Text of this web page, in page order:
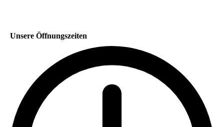
Unsere Öffnungszeiten